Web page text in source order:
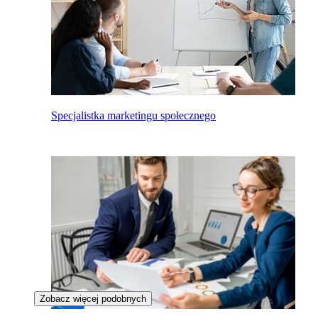
Specjalistka marketingu społecznego
Zobacz więcej podobnych